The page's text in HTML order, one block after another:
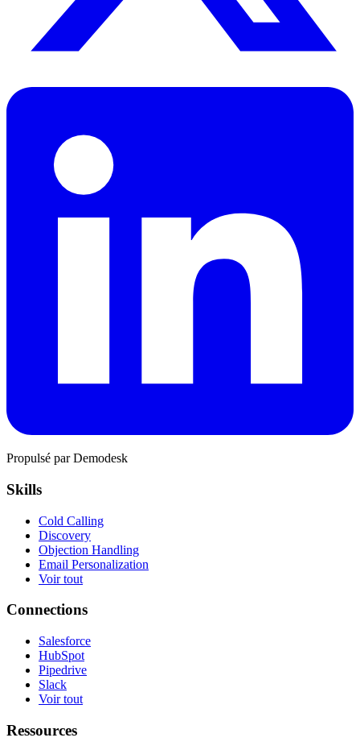
Propulsé par Demodesk
Skills
Cold Calling
Discovery
Objection Handling
Email Personalization
Voir tout
Connections
Salesforce
HubSpot
Pipedrive
Slack
Voir tout
Ressources